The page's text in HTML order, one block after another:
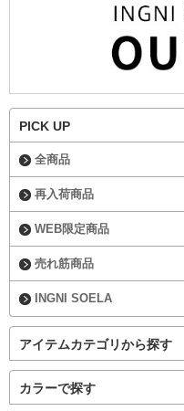
PICK UP
全商品
再入荷商品
WEB限定商品
売れ筋商品
INGNI SOELA
アイテムカテゴリから探す
カラーで探す